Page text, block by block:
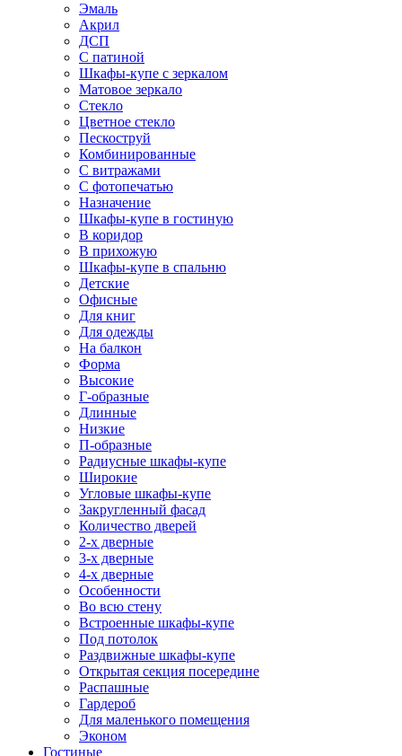
Эмаль
Акрил
ДСП
С патиной
Шкафы-купе с зеркалом
Матовое зеркало
Стекло
Цветное стекло
Пескоструй
Комбинированные
С витражами
С фотопечатью
Назначение
Шкафы-купе в гостиную
В коридор
В прихожую
Шкафы-купе в спальню
Детские
Офисные
Для книг
Для одежды
На балкон
Форма
Высокие
Г-образные
Длинные
Низкие
П-образные
Радиусные шкафы-купе
Широкие
Угловые шкафы-купе
Закругленный фасад
Количество дверей
2-х дверные
3-х дверные
4-х дверные
Особенности
Во всю стену
Встроенные шкафы-купе
Под потолок
Раздвижные шкафы-купе
Открытая секция посередине
Распашные
Гардероб
Для маленького помещения
Эконом
Гостиные